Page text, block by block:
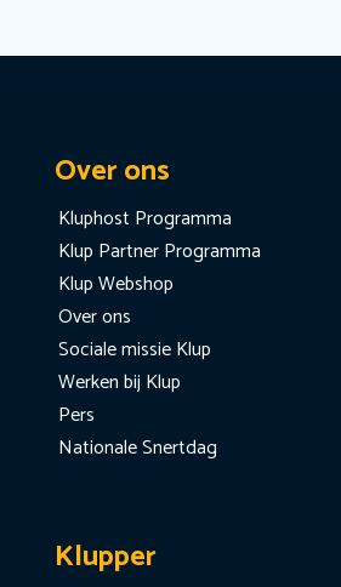
Over ons
Kluphost Programma
Klup Partner Programma
Klup Webshop
Over ons
Sociale missie Klup
Werken bij Klup
Pers
Nationale Snertdag
Klupper